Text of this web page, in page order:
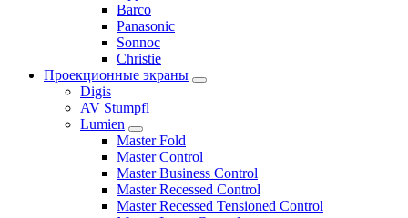
Barco
Panasonic
Sonnoc
Сhristie
Проекционные экраны
Digis
AV Stumpfl
Lumien
Master Fold
Master Control
Master Business Control
Master Recessed Control
Master Recessed Tensioned Control